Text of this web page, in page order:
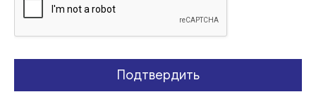
Подтвердить